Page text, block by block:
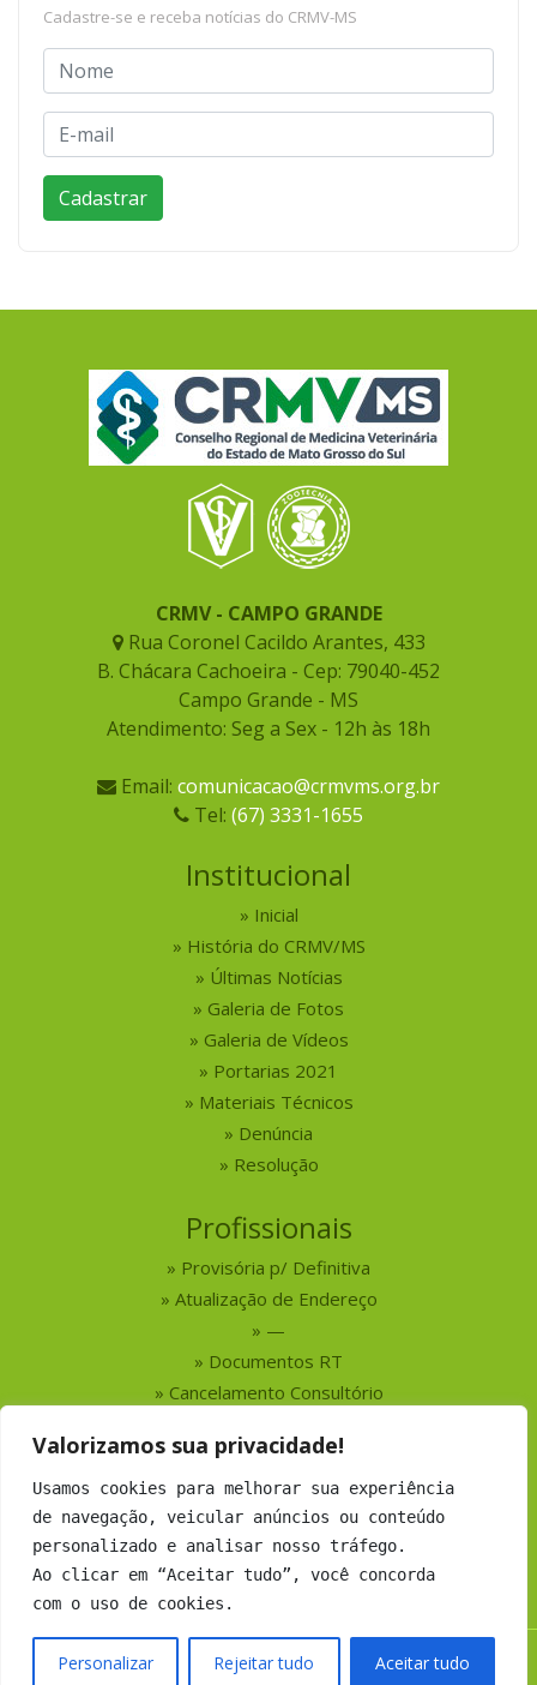
Valorizamos sua privacidade!
Usamos cookies para melhorar sua experiência
de navegação, veicular anúncios ou conteúdo
personalizado e analisar nosso tráfego.
Ao clicar em “Aceitar tudo”, você concorda
com o uso de cookies.
Personalizar Rejeitar tudo Aceitar tudo
Cadastre-se e receba notícias do CRMV-MS
CRMV - CAMPO GRANDE
Rua Coronel Cacildo Arantes, 433
B. Chácara Cachoeira - Cep: 79040-452
Campo Grande - MS
Atendimento: Seg a Sex - 12h às 18h
Email: comunicacao@crmvms.org.br
Tel: (67) 3331-1655
Institucional
Inicial
História do CRMV/MS
Últimas Notícias
Galeria de Fotos
Galeria de Vídeos
Portarias 2021
Materiais Técnicos
Denúncia
Resolução
Profissionais
Provisória p/ Definitiva
Atualização de Endereço
—
Documentos RT
Cancelamento Consultório
Serviços
Busca por Profissionais
Busca por Empresas
Números do CRMV-MS
Copyright 2019 CRMV-MS - Todos os direitos Reservados.